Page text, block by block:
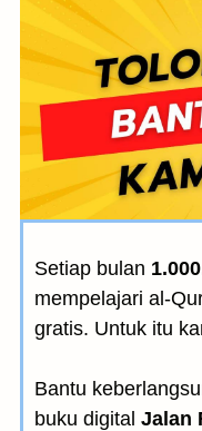
Setiap bulan
mempelajari al-
gratis. Untuk itu
Bantu
buku digital Jalan